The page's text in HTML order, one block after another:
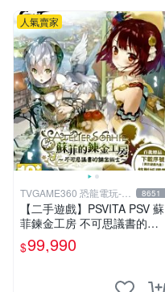
人氣賣家
TVGAME360 恐龍電玩-台
中店
8651
【二手遊戲】PSVITA PSV 蘇
菲鍊金工房 不可思議書的鍊
金術士 中文版【台中恐龍電
玩】
$99,990